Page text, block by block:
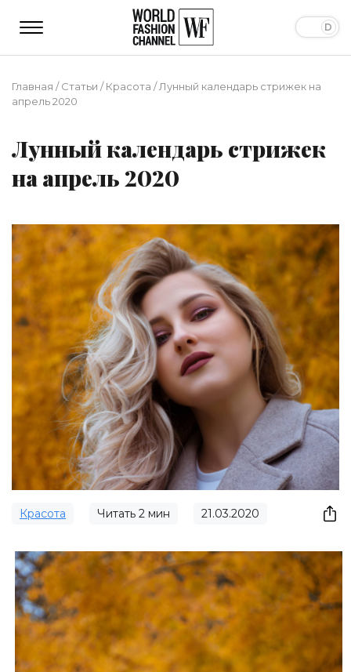
Главная /Статьи /Красота /Лунный календарь стрижек на
апрель 2020
Лунный календарь стрижек
на апрель 2020
Красота Читать 2 мин 21.03.2020